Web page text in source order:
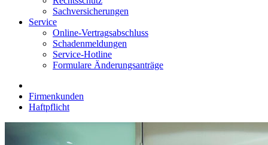
Sachversicherungen
Service
Online-Vertragsabschluss
Schadenmeldungen
Service-Hotline
Formulare Änderungsanträge
Firmenkunden
Haftpflicht